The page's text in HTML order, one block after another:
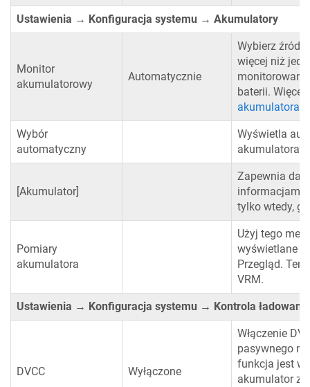
Ustawienia → Konfiguracja systemu → Akumulatory
Monitor
akumulatorowy
Automatycznie
Wybierz
więcej niż
baterii.
akumulatora
Wybór
automatyczny
Wyświetla
akumulatora”
[Akumulator]
Zapewnia
informacjami
tylko wtedy,
Pomiary
akumulatora
Użyj tego
wyświetlane
Przegląd.
VRM.
Ustawienia → Konfiguracja systemu → Kontrola ładowania
DVCC Wyłączone
Włączenie
pasywnego
funkcja jest
akumulator